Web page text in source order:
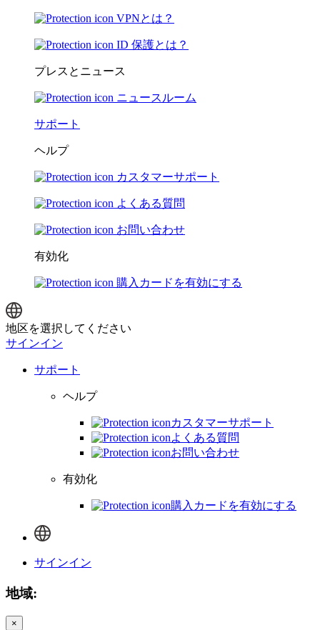
VPNとは？
ID 保護とは？
プレスとニュース
ニュースルーム
サポート
ヘルプ
カスタマーサポート
よくある質問
お問い合わせ
有効化
購入カードを有効にする
地区を選択してください
サインイン
サポート
ヘルプ
カスタマーサポート
よくある質問
お問い合わせ
有効化
購入カードを有効にする
サインイン
地域:
×